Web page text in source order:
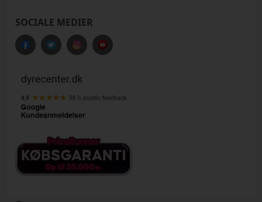
SOCIALE MEDIER